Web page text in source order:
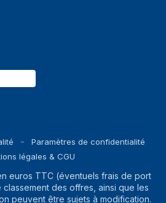
Paramètres de confidentialité
légales & CGU
euros TTC (éventuels frais de port
classement des offres, ainsi que les
peuvent être sujets à modification.